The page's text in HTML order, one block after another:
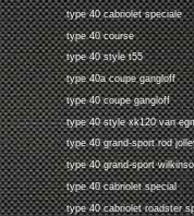
type 40 cabriolet speciale
type 40 course
type 40 style t55
type 40a coupe gangloff
type 40 coupe gangloff
type 40 style xk120 van
type 40 grand-sport rod
type 40 grand-sport
type 40 cabriolet special
type 40 cabriolet roadster